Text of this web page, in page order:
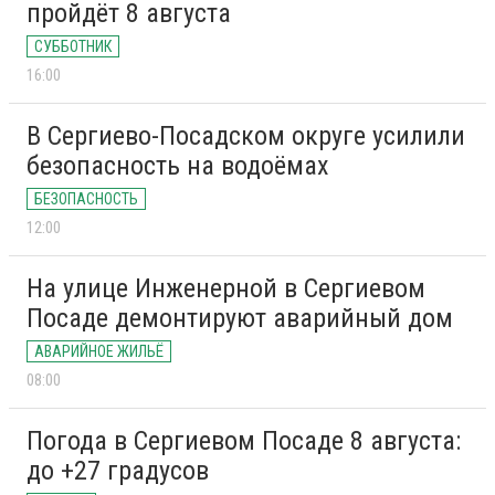
пройдёт 8 августа
СУББОТНИК
16:00
В Сергиево-Посадском округе усилили
безопасность на водоёмах
БЕЗОПАСНОСТЬ
12:00
На улице Инженерной в Сергиевом
Посаде демонтируют аварийный дом
АВАРИЙНОЕ ЖИЛЬЁ
08:00
Погода в Сергиевом Посаде 8 августа:
до +27 градусов